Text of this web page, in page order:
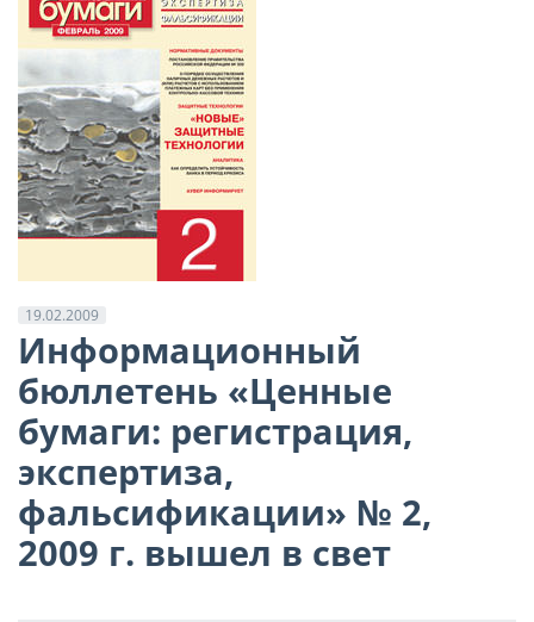
19.02.2009
Информационный
бюллетень «Ценные
бумаги: регистрация,
экспертиза,
фальсификации» № 2,
2009 г. вышел в свет